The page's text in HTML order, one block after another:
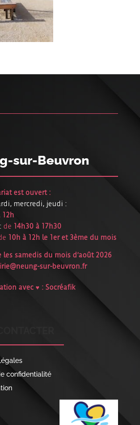
sur-Beuvron
est ouvert :
mercredi, jeudi :
12h
de 14h30 à 17h30
10h à 12h le 1er et 3ème du mois
les samedis du mois d’août 2026
sur-beuvron.fr
avec ♥ : Socréafik
confidentialité